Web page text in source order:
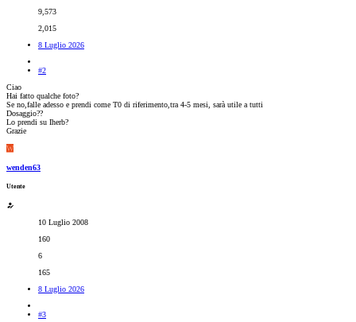
9,573
2,015
8 Luglio 2026
#2
Ciao
Hai fatto qualche foto?
Se no,falle adesso e prendi come T0 di riferimento,tra 4-5 mesi, sarà utile a tutti
Dosaggio??
Lo prendi su Iherb?
Grazie
W
wenden63
Utente
10 Luglio 2008
160
6
165
8 Luglio 2026
#3